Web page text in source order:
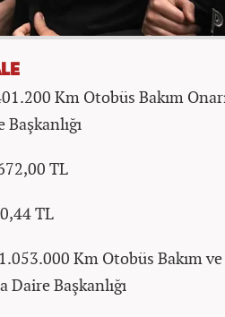
Km Otobüs Bakım
TL
TL
Km Otobüs Bakım ve
Daire Başkanlığı